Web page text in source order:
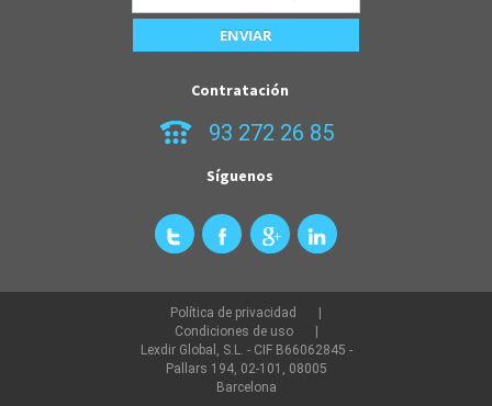
Contratación
93 272 26 85
Síguenos
Política de privacidad
Condiciones de uso
Lexdir Global, S.L. - CIF B66062845 -
Pallars 194, 02-101, 08005
Barcelona